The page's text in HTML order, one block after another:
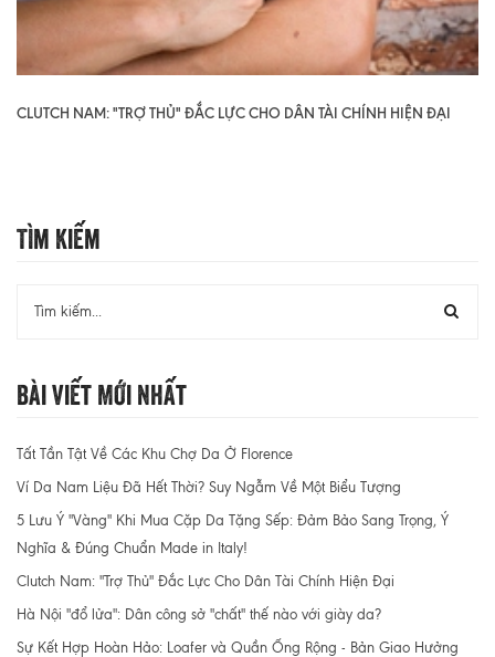
CLUTCH NAM: "TRỢ THỦ" ĐẮC LỰC CHO DÂN TÀI CHÍNH HIỆN ĐẠI
Tìm Kiếm
Bài Viết Mới Nhất
Tất Tần Tật Về Các Khu Chợ Da Ở Florence
Ví Da Nam Liệu Đã Hết Thời? Suy Ngẫm Về Một Biểu Tượng
5 Lưu Ý "Vàng" Khi Mua Cặp Da Tặng Sếp: Đảm Bảo Sang Trọng, Ý
Nghĩa & Đúng Chuẩn Made in Italy!
Clutch Nam: "Trợ Thủ" Đắc Lực Cho Dân Tài Chính Hiện Đại
Hà Nội "đổ lửa": Dân công sở "chất" thế nào với giày da?
Sự Kết Hợp Hoàn Hảo: Loafer và Quần Ống Rộng - Bản Giao Hưởng